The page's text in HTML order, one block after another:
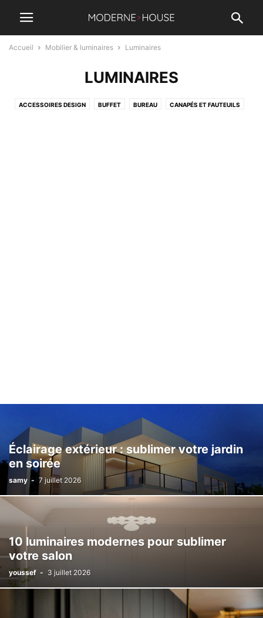
Accueil Mobilier & luminaires Luminaires
LUMINAIRES
ACCESSOIRES DESIGN BUFFET BUREAU CANAPÉS ET FAUTEUILS
Éclairage extérieur : sublimer votre jardin
en soirée
samy - 7 juillet 2026
10 luminaires modernes pour sublimer
votre salon
youssef - 3 juillet 2026